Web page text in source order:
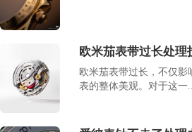
欧米茄表带过长处理
欧米茄表带过长，不仅
表的整体美观。对于这一